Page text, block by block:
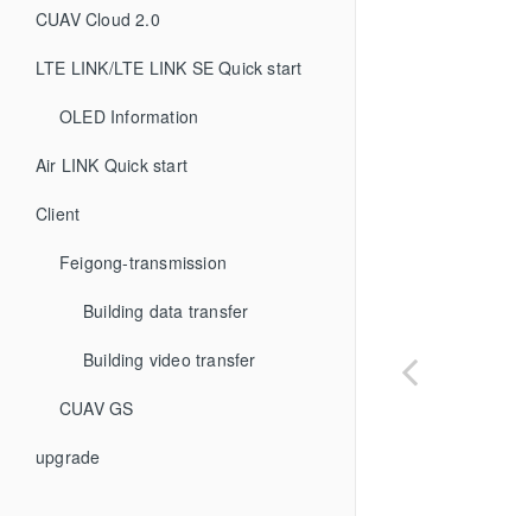
CUAV Cloud 2.0
LTE LINK/LTE LINK SE Quick start
OLED Information
Air LINK Quick start
Client
Feigong-transmission
Building data transfer
Building video transfer
CUAV GS
upgrade